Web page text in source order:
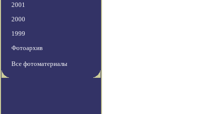
2001
2000
1999
Фотоархив
Все фотоматериалы